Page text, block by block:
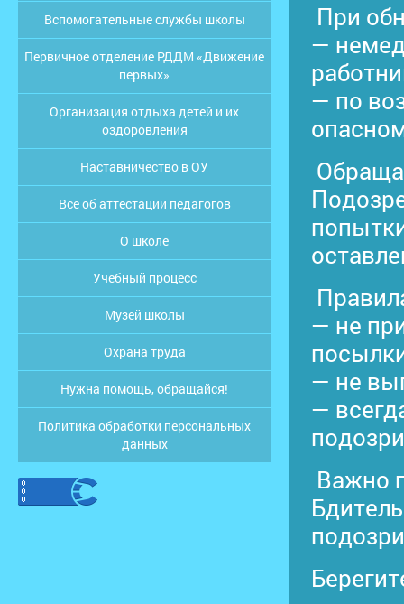
Вспомогательные службы школы
Первичное отделение РДДМ «Движение
первых»
Организация отдыха детей и их
оздоровления
Наставничество в ОУ
Все об аттестации педагогов
О школе
Учебный процесс
Музей школы
Охрана труда
Нужна помощь, обращайся!
Политика обработки персональных
данных
При
—
— по
— не
— не
—
Важно